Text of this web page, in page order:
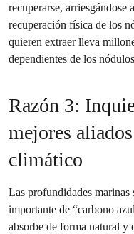
recuperarse,
recuperación física de los
quieren extraer lleva
dependientes de los
Razón 3:
mejores
climático
Las profundidades
importante de “carbono
absorbe de forma natural y